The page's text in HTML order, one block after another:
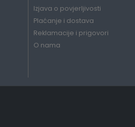
Izjava o povjerljivosti
Plaćanje i dostava
Reklamacije i prigovori
O nama